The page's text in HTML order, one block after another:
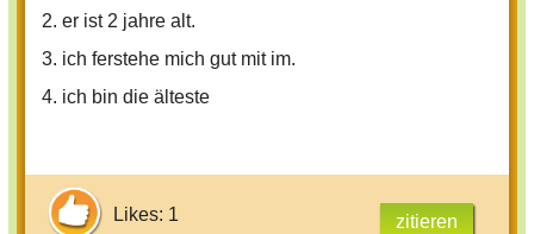
2. er ist 2 jahre alt.
3. ich ferstehe mich gut mit im.
4. ich bin die älteste
Likes: 1 zitieren